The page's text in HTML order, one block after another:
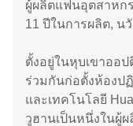
ผู้ผลิตแฟนอุตสาหก
11 ปีในการผลิต, น
ตั้งอยู่ในหุบเขาออ
ร่วมกันก่อตั้งห้องป
และเทคโนโลยี
วูฮานเป็นหนึ่งในผู้